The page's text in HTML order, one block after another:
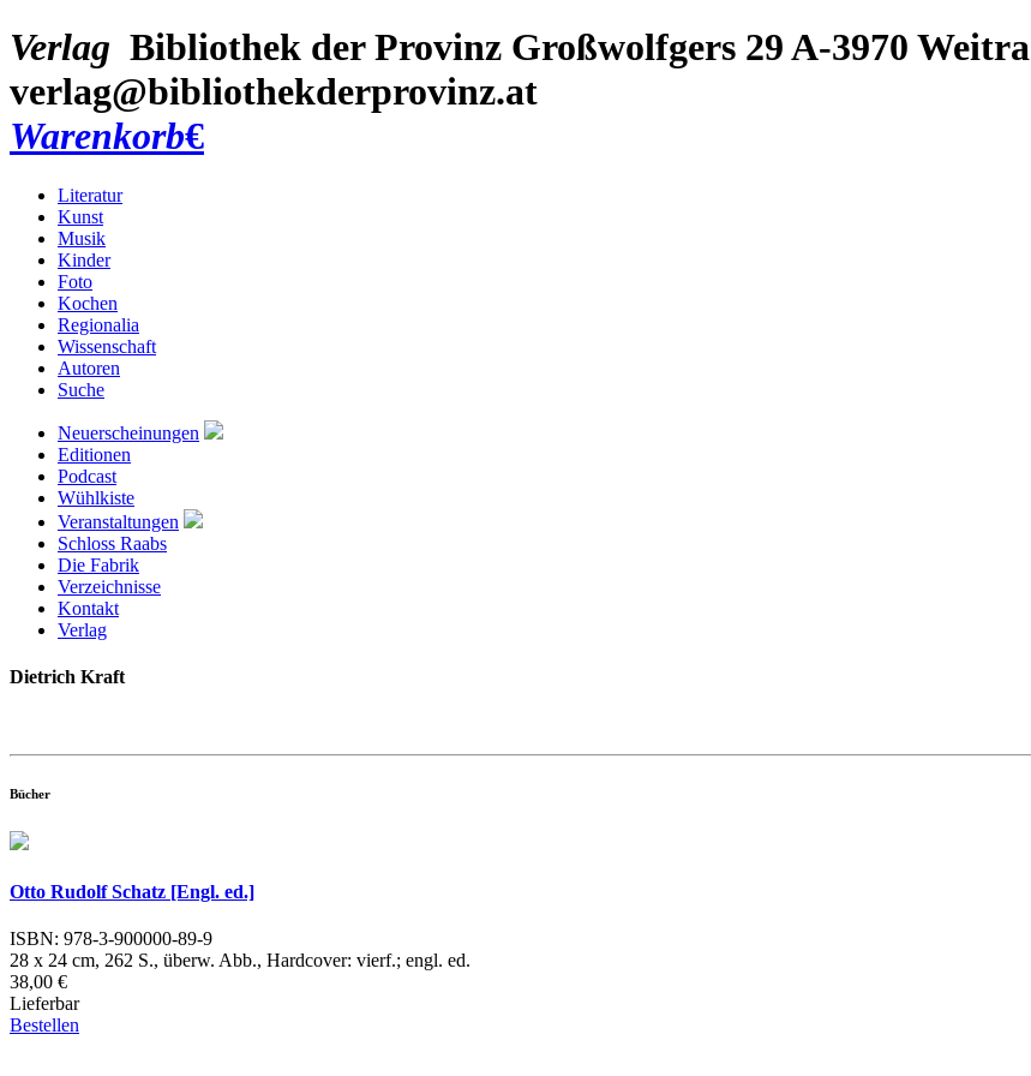
Verlag Bibliothek der Provinz Großwolfgers 29A-3970 Weitra
verlag@bibliothekderprovinz.at
Warenkorb€
Literatur
Kunst
Musik
Kinder
Foto
Kochen
Regionalia
Wissenschaft
Autoren
Suche
Neuerscheinungen
Editionen
Podcast
Wühlkiste
Veranstaltungen
Schloss Raabs
Die Fabrik
Verzeichnisse
Kontakt
Verlag
Dietrich Kraft
Bücher
Otto Rudolf Schatz [Engl. ed.]
ISBN: 978-3-900000-89-9
28 x 24 cm, 262 S., überw. Abb., Hardcover: vierf.; engl. ed.
38,00 €
Lieferbar
Bestellen